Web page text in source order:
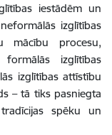
iestādēm un
izglītības
mācību procesu,
izglītības
izglītības attīstību
– tā tiks pasniegta
spēku un